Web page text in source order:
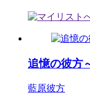
追憶の彼方
藍原彼方